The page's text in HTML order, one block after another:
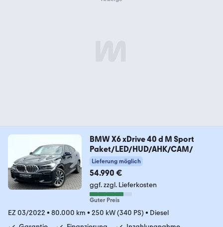
BMW X6 xDrive 40 d M Sport
Paket/LED/HUD/AHK/CAM/
Lieferung möglich
54.990 €
ggf. zzgl. Lieferkosten
Guter Preis
EZ 03/2022 • 80.000 km • 250 kW (340 PS) • Diesel